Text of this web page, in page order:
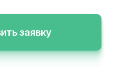
заявку